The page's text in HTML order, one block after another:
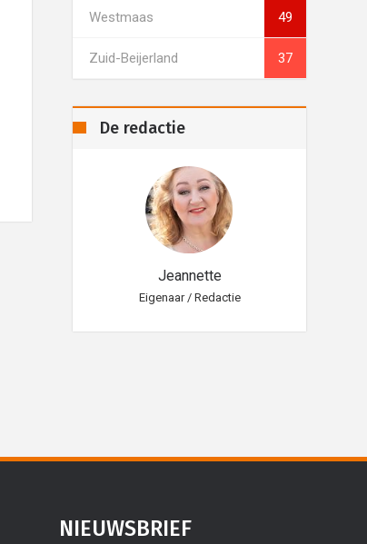
Westmaas 49
Zuid-Beijerland 37
De redactie
Jeannette
Eigenaar / Redactie
NIEUWSBRIEF